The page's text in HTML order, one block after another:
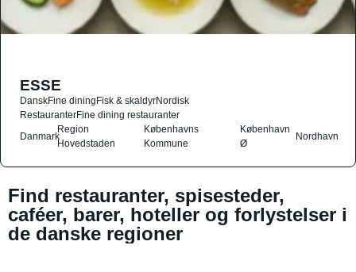
ESSE
DanskFine diningFisk & skaldyrNordisk
RestauranterFine dining restauranter
Danmark
Region
Hovedstaden
Københavns
Kommune
København
Ø
Nordhavn
Find restauranter, spisesteder,
caféer, barer, hoteller og forlystelser i
de danske regioner